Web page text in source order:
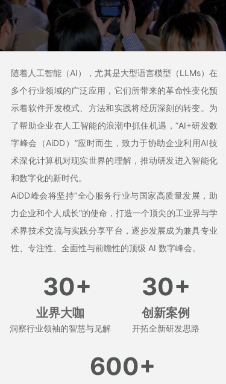
随着人工智能（AI），尤其是大型语言模型（LLMs）在
多个行业领域的广泛应用，它们所带来的革命性变化预
示着软件开发模式、方法和实践将经历深刻的转变。为
了帮助企业在人工智能的浪潮中抓住机遇，“AI+研发数
字峰会（AiDD）”应时而生，致力于协助企业利用AI技
术深化计算机对现实世界的理解，推动研发进入智能化
和数字化的新时代。
AiDD峰会将坚持“全心服务行业与国家高质量发展，助
力企业和个人成长”的使命，打造一个顶尖的工业界与学
术界技术交流与实践分享平台，逐步发展成为兼具专业
性、专注性、全面性与前瞻性的顶级 AI 数字峰会。
30+
业界大咖
洞察行业领袖的智慧与见解
30+
创新案例
开拓全新研发思路
600+
60+